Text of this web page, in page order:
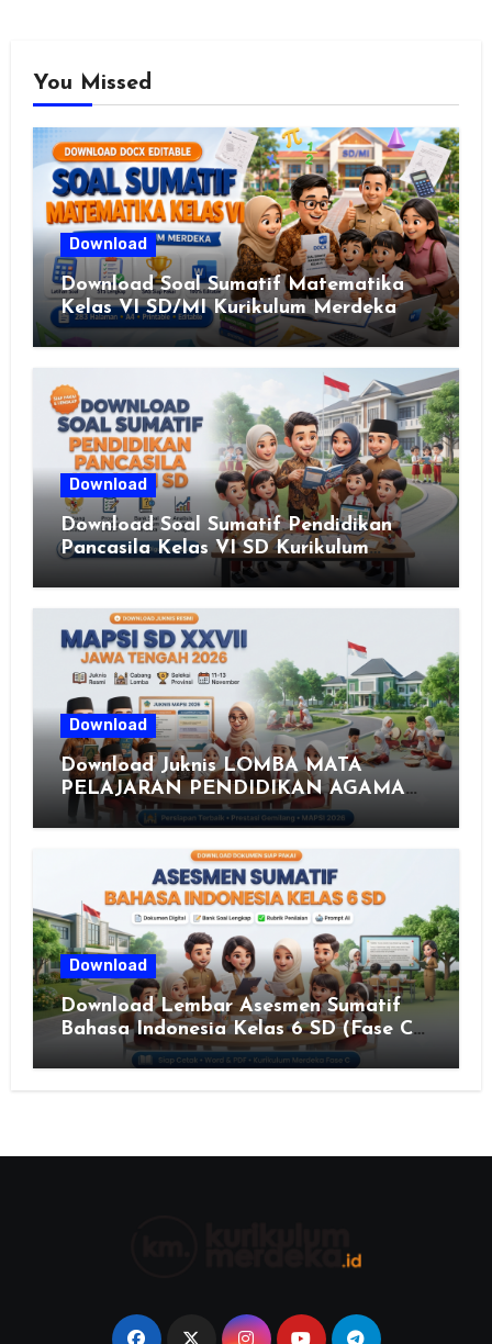
You Missed
Download
Download Soal Sumatif Matematika
Kelas VI SD/MI Kurikulum Merdeka
Download
Download Soal Sumatif Pendidikan
Pancasila Kelas VI SD Kurikulum
Merdeka, Solusi Praktis Guru
Menyusun Asesmen Berkualitas
Download
Download Juknis LOMBA MATA
PELAJARAN PENDIDIKAN AGAMA
ISLAM DAN SENI ISLAMI (MAPSI)
JAWA TENGAH TAHUN 2026
Download
Download Lembar Asesmen Sumatif
Bahasa Indonesia Kelas 6 SD (Fase C)
– Bank Soal & Rubrik Penilaian